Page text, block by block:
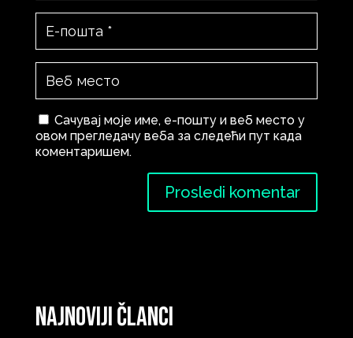
Сачувај моје име, е-пошту и веб место у
овом прегледачу веба за следећи пут када
коментаришем.
Najnoviji članci